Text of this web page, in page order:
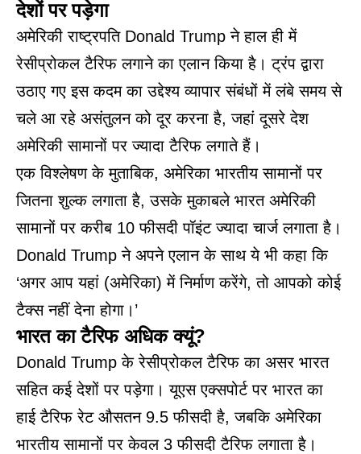
देशों पर पड़ेगा
अमेरिकी राष्ट्रपति Donald Trump ने हाल ही में
रेसीप्रोकल टैरिफ लगाने का एलान किया है। ट्रंप द्वारा
उठाए गए इस कदम का उद्देश्य व्यापार संबंधों में लंबे समय से
चले आ रहे असंतुलन को दूर करना है, जहां दूसरे देश
अमेरिकी सामानों पर ज्यादा टैरिफ लगाते हैं।
एक विश्लेषण के मुताबिक, अमेरिका भारतीय सामानों पर
जितना शुल्क लगाता है, उसके मुकाबले भारत अमेरिकी
सामानों पर करीब 10 फीसदी पॉइंट ज्यादा चार्ज लगाता है।
Donald Trump ने अपने एलान के साथ ये भी कहा कि
‘अगर आप यहां (अमेरिका) में निर्माण करेंगे, तो आपको कोई
टैक्स नहीं देना होगा।’
भारत का टैरिफ अधिक क्यूं?
Donald Trump के रेसीप्रोकल टैरिफ का असर भारत
सहित कई देशों पर पड़ेगा। यूएस एक्सपोर्ट पर भारत का
हाई टैरिफ रेट औसतन 9.5 फीसदी है, जबकि अमेरिका
भारतीय सामानों पर केवल 3 फीसदी टैरिफ लगाता है।